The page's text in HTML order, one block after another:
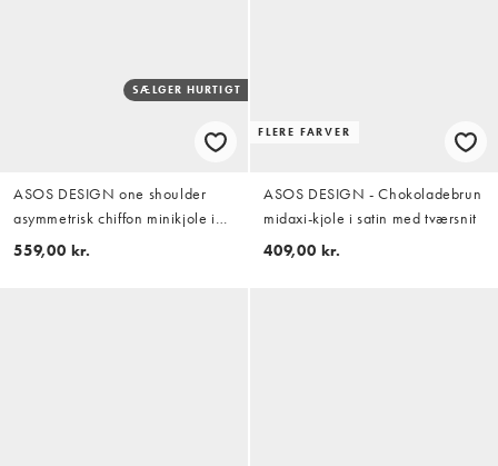
SÆLGER HURTIGT
ASOS DESIGN one shoulder
asymmetrisk chiffon minikjole i
chokolade
559,00 kr.
FLERE FARVER
ASOS DESIGN - Chokoladebrun
midaxi-kjole i satin med tværsnit
409,00 kr.